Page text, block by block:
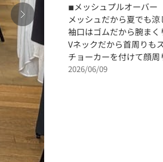
◾︎メッシュプルオーバー
メッシュだから夏でも涼
袖口はゴムだから腕ま
Vネックだから首周りも
チョーカーを付けて顔周
2026/06/09